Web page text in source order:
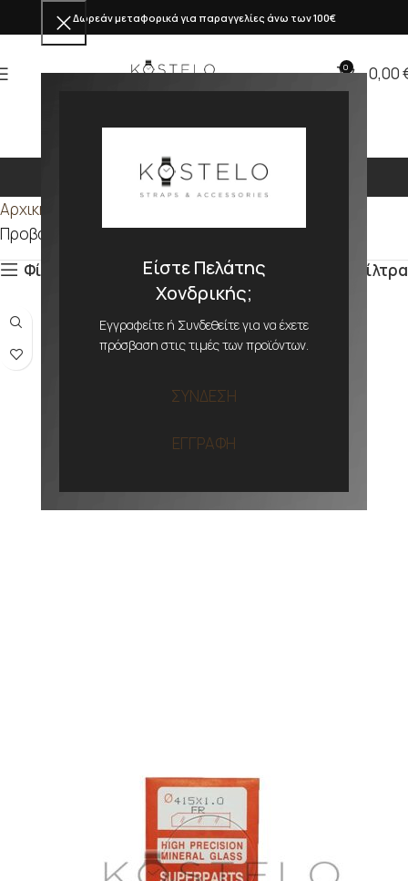
Είστε Πελάτης
Χονδρικής;
Εγγραφείτε ή Συνδεθείτε για να έχετε
πρόσβαση στις τιμές των προϊόντων.
ΣΥΝΔΕΣΗ
ΕΓΓΡΑΦΗ
Δωρεάν μεταφορικά για παραγγελίες άνω των 100€
0 0,00
325mm
Αρχική σελίδα
Προβάλλονται όλα - 6 αποτελέσματα
Φίλτρα
Φίλτρα